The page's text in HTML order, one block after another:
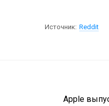
Источник: Reddit
Apple